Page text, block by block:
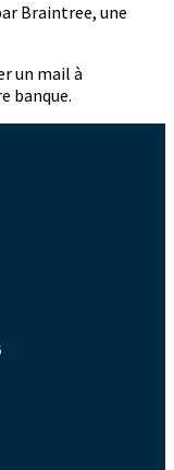
Braintree, une
un mail à
banque.